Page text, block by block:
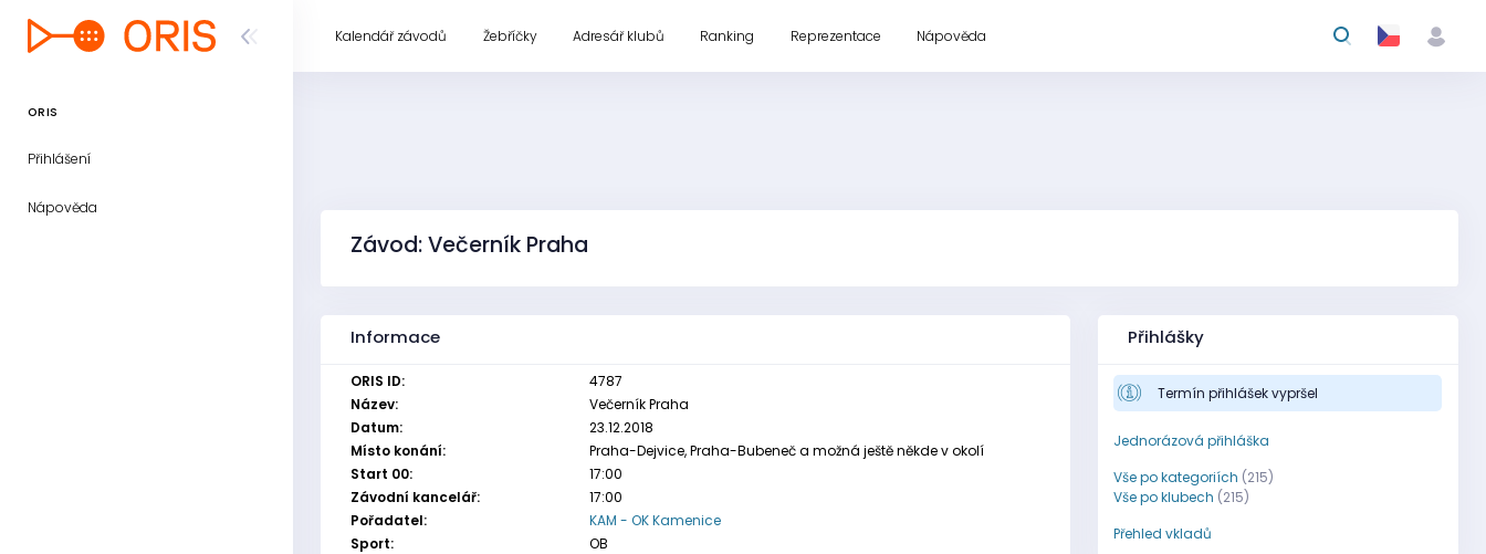
ORIS
Přihlášení
Nápověda
Kalendář závodů Žebříčky Adresář klubů Ranking Reprezentace Nápověda
Závod: Večerník Praha
Informace
ORIS ID:
4787
Název:
Večerník Praha
Datum:
23.12.2018
Místo konání:
Praha-Dejvice, Praha-Bubeneč a možná ještě někde v okolí
Start 00:
17:00
Závodní kancelář:
17:00
Pořadatel:
KAM - OK Kamenice
Sport:
OB
Přihlášky
Termín přihlášek vypršel
Jednorázová přihláška
Vše po kategoriích (215)
Vše po klubech (215)
Přehled vkladů